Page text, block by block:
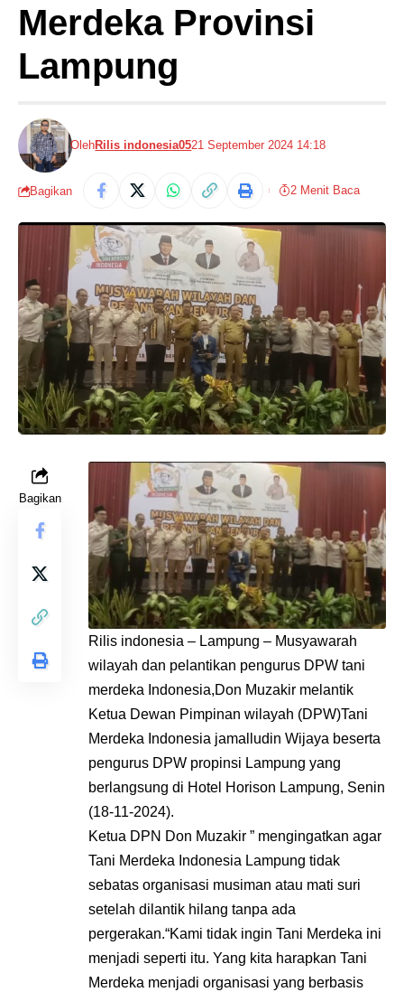
Merdeka Provinsi
Lampung
OlehRilis indonesia0521 September 2024 14:18
Bagikan 2 Menit Baca
Bagikan
Rilis indonesia – Lampung – Musyawarah
wilayah dan pelantikan pengurus DPW tani
merdeka Indonesia,Don Muzakir melantik
Ketua Dewan Pimpinan wilayah (DPW)Tani
Merdeka Indonesia jamalludin Wijaya beserta
pengurus DPW propinsi Lampung yang
berlangsung di Hotel Horison Lampung, Senin
(18-11-2024).
Ketua DPN Don Muzakir ” mengingatkan agar
Tani Merdeka Indonesia Lampung tidak
sebatas organisasi musiman atau mati suri
setelah dilantik hilang tanpa ada
pergerakan.“Kami tidak ingin Tani Merdeka ini
menjadi seperti itu. Yang kita harapkan Tani
Merdeka menjadi organisasi yang berbasis